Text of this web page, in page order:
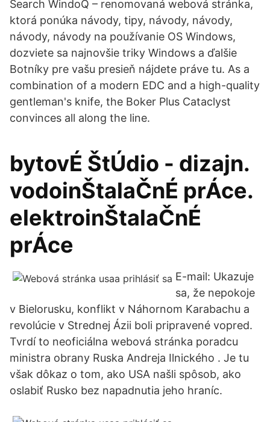
Search WindoQ – renomovaná webová stránka,
ktorá ponúka návody, tipy, návody, návody,
návody, návody na používanie OS Windows,
dozviete sa najnovšie triky Windows a ďalšie
Botníky pre vašu presieň nájdete práve tu. As a
combination of a modern EDC and a high-quality
gentleman's knife, the Boker Plus Cataclyst
convinces all along the line.
bytovÉ ŠtÚdio - dizajn.
vodoinŠtalaČnÉ prÁce.
elektroinŠtalaČnÉ
prÁce
E-mail: Ukazuje
sa, že nepokoje
v Bielorusku, konflikt v Náhornom Karabachu a
revolúcie v Strednej Ázii boli pripravené vopred.
Tvrdí to neoficiálna webová stránka poradcu
ministra obrany Ruska Andreja Ilnického . Je tu
však dôkaz o tom, ako USA našli spôsob, ako
oslabiť Rusko bez napadnutia jeho hraníc.